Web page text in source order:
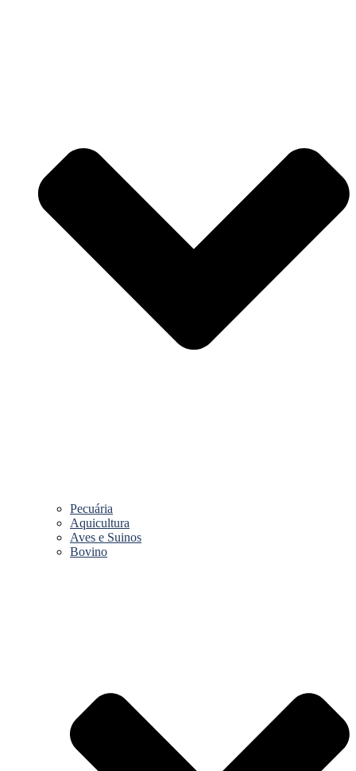
Pecuária
Aquicultura
Aves e Suinos
Bovino